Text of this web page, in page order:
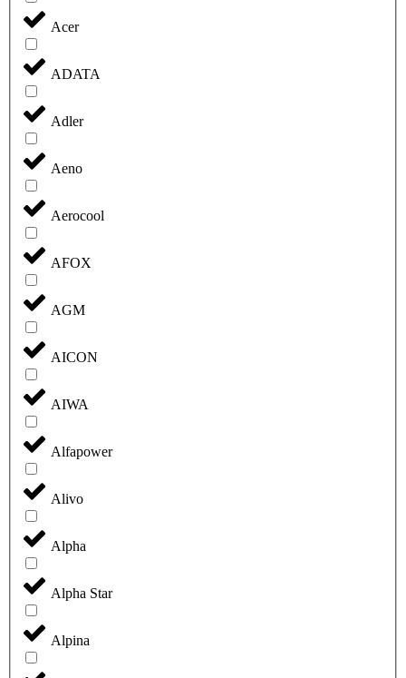
Acer
ADATA
Adler
Aeno
Aerocool
AFOX
AGM
AICON
AIWA
Alfapower
Alivo
Alpha
Alpha Star
Alpina